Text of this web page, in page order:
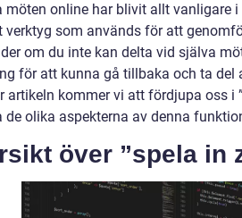
möten online har blivit allt vanligare
verktyg som används för att
om du inte kan delta vid själva
för att kunna gå tillbaka och ta
artikeln kommer vi att fördjupa oss i
de olika aspekterna av denna
över ”spela in